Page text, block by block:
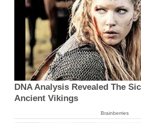
DNA Analysis Revealed The
Ancient Vikings
Brainberries